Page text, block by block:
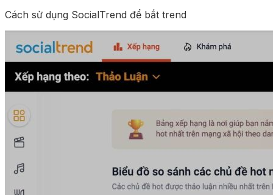
Cách sử dụng SocialTrend để bắt trend